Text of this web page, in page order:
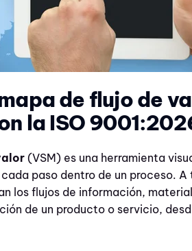
de flujo de
la ISO
(VSM) es una herramienta
paso dentro de un proceso. A
los flujos de información,
de un producto o servicio,